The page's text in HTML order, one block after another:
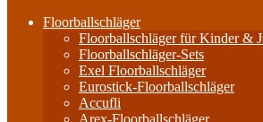
Floorballschläger
Floorballschläger für Kinder &
Floorballschläger-Sets
Exel Floorballschläger
Eurostick-Floorballschläger
Accufli
Arex-Floorballschläger